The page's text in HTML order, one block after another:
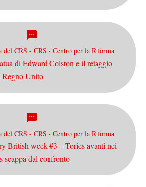
del CRS - CRS - Centro per la Riforma
di Edward Colston e il retaggio
Regno Unito
del CRS - CRS - Centro per la Riforma
British week #3 – Tories avanti nei
scappa dal confronto